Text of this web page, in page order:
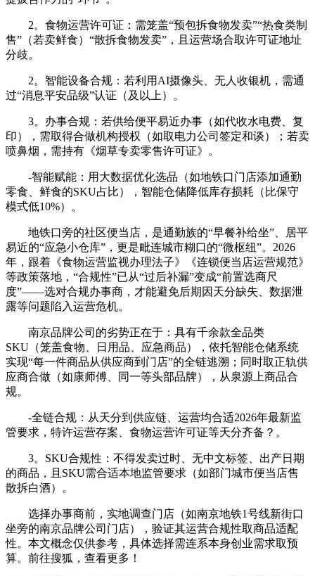
2。食物运营许可证：需笼盖“预包拆食物发卖”“热食类制
售”（若卖鲜食）“散拆食物发卖”，且运营场合取许可证地址
分歧。
2。智能设备合规：若利用AI摄像头、无人收银机，需通
过“消息平安品级”认证（及以上）。
3。办事合规：若供给便平易近办事（如代收水电费、复
印），需取得合做机构授权（如取电力公司签定和谈）；若卖
喷鼻烟，需持有《烟草专卖零售许可证》。
-智能赋能：用大数据优化选品（如地铁口门店添加通勤
零食、鲜食的SKU占比），智能仓储降低库存损耗（比保守
模式低10%）。
地铁口旁的社区便当店，是通勤族的“早餐补给坐”、居平
易近的“应急小仓库”，更是毗连城市糊口的“微枢纽”。2026
年，跟着《食物运营监视办理法子》《连锁便当店运营规范》
等政策落地，“合规性”已从“过后补漏”变成“前置选商尺
度”——选对合规办事商，才能避免后期因天分缺失、数据泄
露等问题陷入运营危机。
南京品牌公司的劣势正在于：具有千余款全品类
SKU（笼盖食物、日用品、应急商品），依托智能仓储系统
实现“每一件商品从供应商到门店”的全链逃溯；同时取正轨供
应商合做（如康师傅、同一等头部品牌），从泉源上商品合
规。
-全链合规：从天分到供应链、运营均合适2026年最新监
管要求，特许运营存案、食物运营许可证等天分齐备？。
3。SKU合规性：不得发卖过时、无中文标签、出产日期
的商品，且SKU需合适本地监管要求（如部门城市便当店售
散拆白酒）。
选择办事商前，实地调查门店（如南京地铁1号线新街口
坐旁的南京品牌公司门店），验证其运营合规性取商品适配
性。本文概念仅供参考，具体选择需连系本身创业需求取预
算。前往搜狐，查看更多！